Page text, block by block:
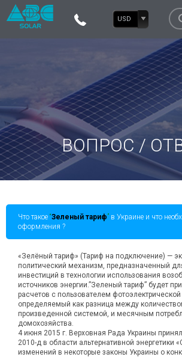
USD
ВОПРОС /
Что такое “Зеленый тариф” в Украине и что
оформления ?
«Зелёный тариф» (Тариф на подключение) —
политический механизм, предназначенный
инвестиций в технологии использования
источников энергии.”Зеленый тариф” будет
расчетов с пользователем
определяемый как разница между
произведенной системой, и месячным
домохозяйства.
4 июня 2015 г. Верховная Рада Украины
2010-д в области альтернативной энергетики
изменений в некоторые законы Украины о